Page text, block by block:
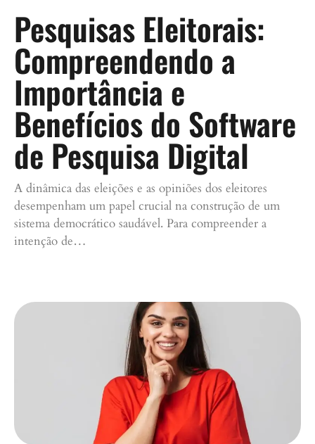
Pesquisas Eleitorais:
Compreendendo a
Importância e
Benefícios do Software
de Pesquisa Digital
A dinâmica das eleições e as opiniões dos eleitores
desempenham um papel crucial na construção de um
sistema democrático saudável. Para compreender a
intenção de…